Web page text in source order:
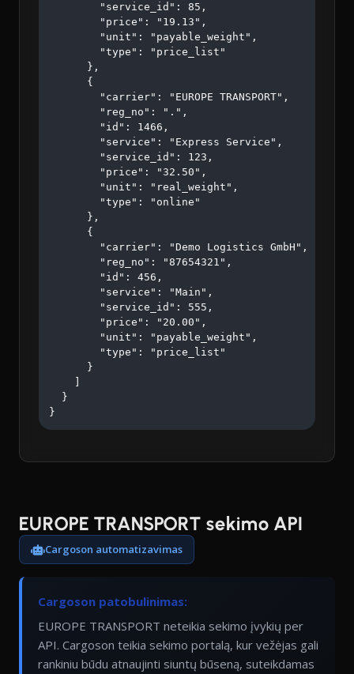
        "service_id": 85,
        "price": "19.13",
        "unit": "payable_weight",
        "type": "price_list"
      },
      {
        "carrier": "EUROPE TRANSPORT",
        "reg_no": ".",
        "id": 1466,
        "service": "Express Service",
        "service_id": 123,
        "price": "32.50",
        "unit": "real_weight",
        "type": "online"
      },
      {
        "carrier": "Demo Logistics GmbH",
        "reg_no": "87654321",
        "id": 456,
        "service": "Main",
        "service_id": 555,
        "price": "20.00",
        "unit": "payable_weight",
        "type": "price_list"
      }
  }
}
EUROPE TRANSPORT sekimo API
Cargoson automatizavimas
Cargoson patobulinimas:
EUROPE TRANSPORT neteikia sekimo įvykių per
API. Cargoson teikia sekimo portalą, kur vežėjas gali
rankiniu būdu atnaujinti siuntų būseną, suteikdamas